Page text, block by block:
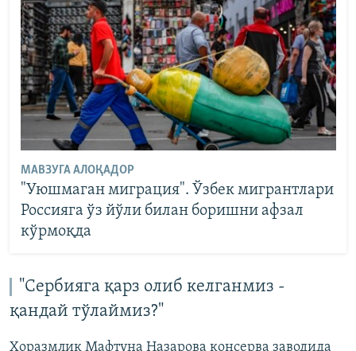
МАВЗУГА АЛОҚАДОР
"Уюшмаган миграция". Ўзбек мигрантлари
Россияга ўз йўли билан боришни афзал
кўрмоқда
"Сербияга қарз олиб келганмиз -
қандай тўлаймиз?"
Хоразмлик Мафтуна Назарова консерва заводида